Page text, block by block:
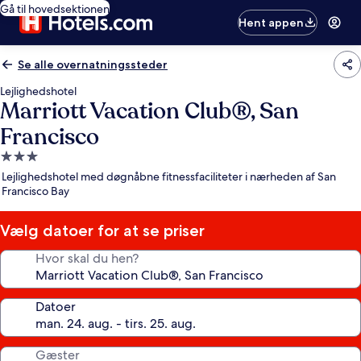
Gå til hovedsektionen
Hent appen
Se alle overnatningssteder
Lejlighedshotel
Marriott Vacation Club®, San
Francisco
3.0-
stjernet
overnatningssted
Lejlighedshotel med døgnåbne fitnessfaciliteter i nærheden af San
Francisco Bay
Vælg datoer for at se priser
Hvor skal du hen?
Datoer
Gæster